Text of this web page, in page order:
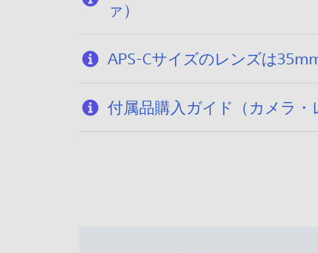
ァ）
APS-Cサイズのレンズは
付属品購入ガイド（カメラ・